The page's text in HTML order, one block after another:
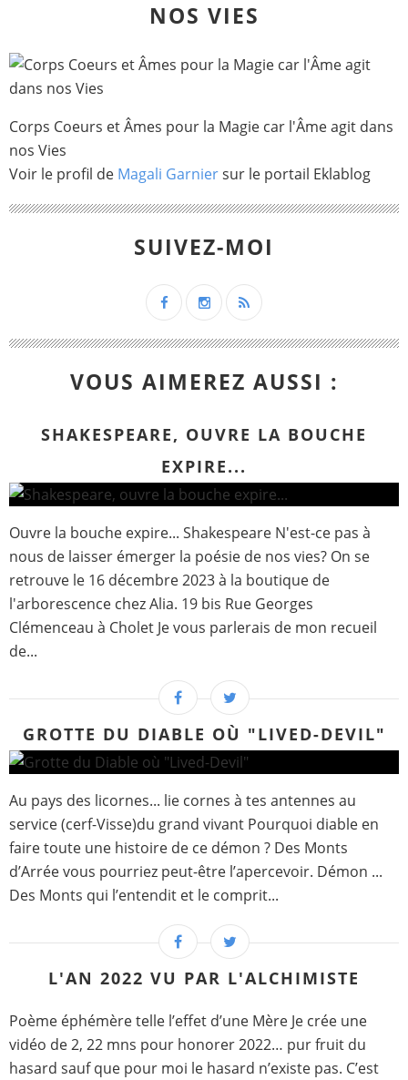
NOS VIES
Corps Coeurs et Âmes pour la Magie car l'Âme agit dans
nos Vies
Voir le profil de Magali Garniersur le portail Eklablog
SUIVEZ-MOI
VOUS AIMEREZ AUSSI :
SHAKESPEARE, OUVRE LA BOUCHE
EXPIRE...
Ouvre la bouche expire... Shakespeare N'est-ce pas à
nous de laisser émerger la poésie de nos vies? On se
retrouve le 16 décembre 2023 à la boutique de
l'arborescence chez Alia. 19 bis Rue Georges
Clémenceau à Cholet Je vous parlerais de mon recueil
de...
GROTTE DU DIABLE OÙ "LIVED-DEVIL"
Au pays des licornes... lie cornes à tes antennes au
service (cerf-Visse)du grand vivant Pourquoi diable en
faire toute une histoire de ce démon ? Des Monts
d’Arrée vous pourriez peut-être l’apercevoir. Démon ...
Des Monts qui l’entendit et le comprit...
L'AN 2022 VU PAR L'ALCHIMISTE
Poème éphémère telle l’effet d’une Mère Je crée une
vidéo de 2, 22 mns pour honorer 2022… pur fruit du
hasard sauf que pour moi le hasard n’existe pas. C’est